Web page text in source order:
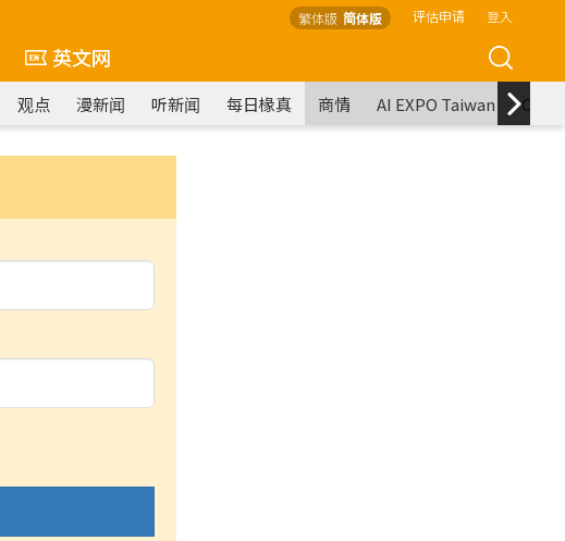
繁体版 简体版 评估申请 登入
英文网
观点 漫新闻 听新闻 每日椽真 商情 AI EXPO Taiwan